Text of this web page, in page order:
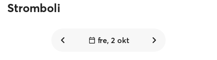
Stromboli
fre, 2 okt